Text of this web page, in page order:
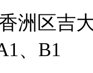
洲区吉
、B1